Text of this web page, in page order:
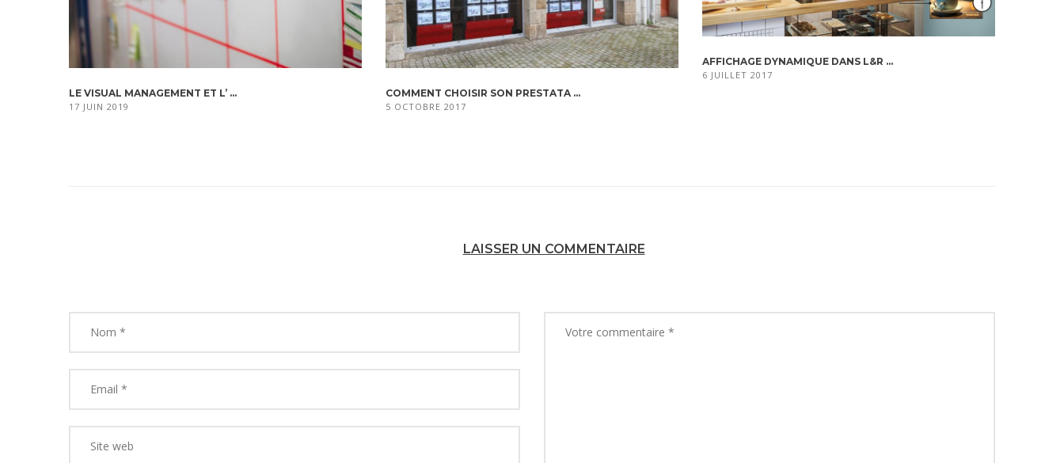
LE VISUAL MANAGEMENT ET L’ ...
17 JUIN 2019
COMMENT CHOISIR SON PRESTATA ...
5 OCTOBRE 2017
AFFICHAGE DYNAMIQUE DANS L&R ...
6 JUILLET 2017
LAISSER UN COMMENTAIRE